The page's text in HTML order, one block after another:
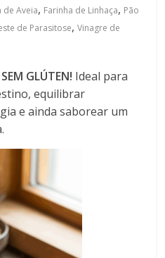
de Aveia, Farinha de Linhaça, Pão
de Parasitose,Vinagre de
GLÚTEN! Ideal para
equilibrar
e ainda saborear um